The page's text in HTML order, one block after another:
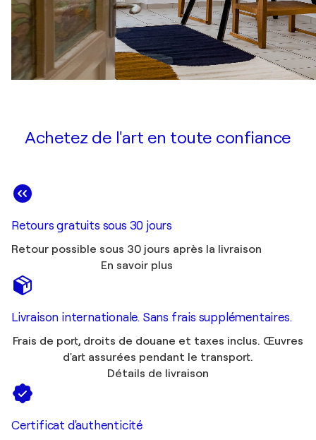
Achetez de l'art en toute confiance
Retours gratuits sous 30 jours
Retour possible sous 30 jours après la livraison
En savoir plus
Livraison internationale. Sans frais supplémentaires.
Frais de port, droits de douane et taxes inclus. Œuvres
d'art assurées pendant le transport.
Détails de livraison
Certificat d'authenticité